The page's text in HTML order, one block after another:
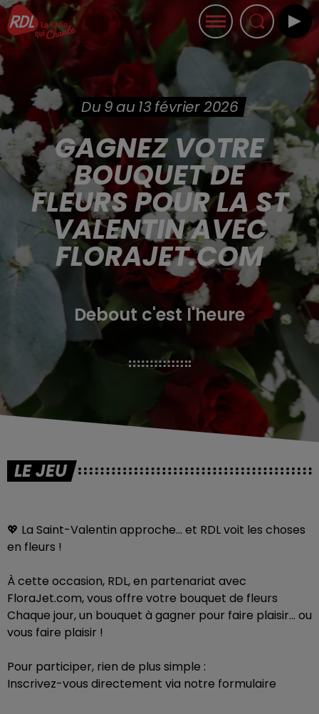
Du 9 au 13 février 2026
GAGNEZ VOTRE
BOUQUET DE
FLEURS POUR LA ST
VALENTIN AVEC
FLORAJET.COM
Debout c'est l'heure
LE JEU
💖 La Saint-Valentin approche… et RDL voit les choses
en fleurs !
À cette occasion, RDL, en partenariat avec
FloraJet.com, vous offre votre bouquet de fleurs
Chaque jour, un bouquet à gagner pour faire plaisir… ou
vous faire plaisir !
Pour participer, rien de plus simple :
Inscrivez-vous directement via notre formulaire